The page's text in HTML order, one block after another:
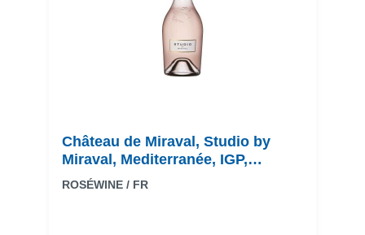
Château de Miraval, Studio by
Miraval, Mediterranée, IGP,
trocken, rosé
ROSÉWINE / FR